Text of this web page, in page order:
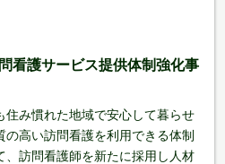
看護サービス提供体制強化事
住み慣れた地域で安心して暮らせ
の高い訪問看護を利用できる体制
、訪問看護師を新たに採用し人材